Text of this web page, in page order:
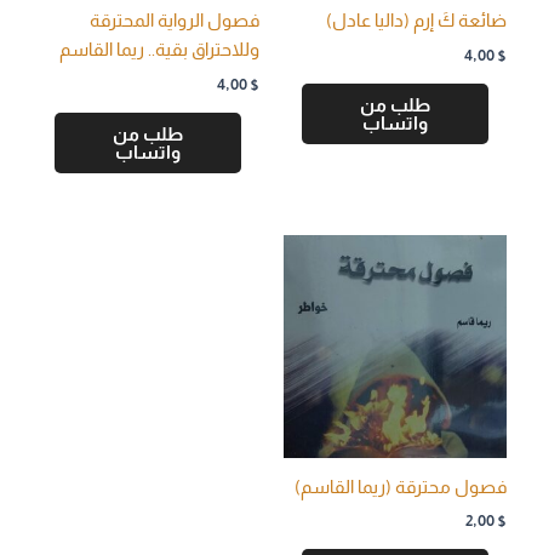
ضائعة كَ إرم (داليا عادل)
4,00 $
طلب من
واتساب
فصول الرواية المحترقة
وللاحتراق بقية.. ريما القاسم
4,00 $
طلب من
واتساب
فصول محترقة (ريما القاسم)
2,00 $